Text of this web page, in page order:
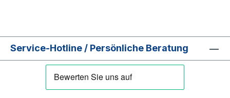
Service-Hotline / Persönliche Beratung